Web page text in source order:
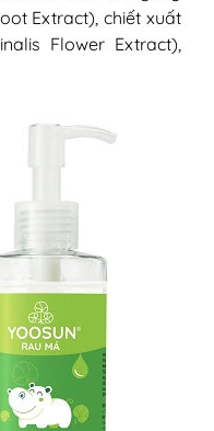
Extract), chiết xuất
Flower Extract),